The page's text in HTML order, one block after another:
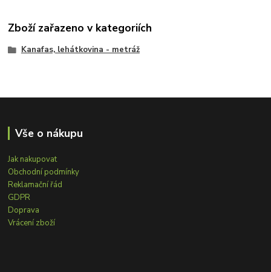
Zboží zařazeno v kategoriích
Kanafas, lehátkovina - metráž
Vše o nákupu
Jak nakupovat
Obchodní podmínky
Reklamační řád
GDPR
Doprava
Vrácení zboží